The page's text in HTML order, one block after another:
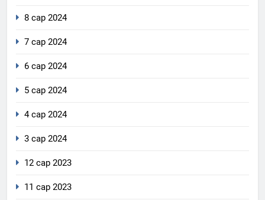
8 сар 2024
7 сар 2024
6 сар 2024
5 сар 2024
4 сар 2024
3 сар 2024
12 сар 2023
11 сар 2023